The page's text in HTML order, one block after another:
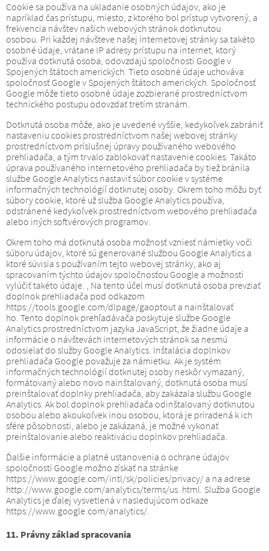
Cookie sa používa na ukladanie osobných údajov, ako je
napríklad čas prístupu, miesto, z ktorého bol prístup vytvorený, a
frekvencia návštev našich webových stránok dotknutou
osobou. Pri každej návšteve našej internetovej stránky sa takéto
osobné údaje, vrátane IP adresy prístupu na internet, ktorý
používa dotknutá osoba, odovzdajú spoločnosti Google v
Spojených štátoch amerických. Tieto osobné údaje uchováva
spoločnosť Google v Spojených štátoch amerických. Spoločnosť
Google môže tieto osobné údaje zozbierané prostredníctvom
technického postupu odovzdať tretím stranám.
Dotknutá osoba môže, ako je uvedené vyššie, kedykoľvek zabrániť
nastaveniu cookies prostredníctvom našej webovej stránky
prostredníctvom príslušnej úpravy používaného webového
prehliadača, a tým trvalo zablokovať nastavenie cookies. Takáto
úprava používaného internetového prehliadača by tiež bránila
službe Google Analytics nastaviť súbor cookie v systéme
informačných technológií dotknutej osoby. Okrem toho môžu byť
súbory cookie, ktoré už služba Google Analytics používa,
odstránené kedykoľvek prostredníctvom webového prehliadača
alebo iných softvérových programov.
Okrem toho má dotknutá osoba možnosť vzniesť námietky voči
súboru údajov, ktoré sú generované službou Google Analytics a
ktoré súvisia s používaním tejto webovej stránky, ako aj
spracovaním týchto údajov spoločnosťou Google a možnosti
vylúčiť takéto údaje. , Na tento účel musí dotknutá osoba prevziať
doplnok prehliadača pod odkazom
https://tools.google.com/dlpage/gaoptout a nainštalovať
ho. Tento doplnok prehľadávača poskytuje službe Google
Analytics prostredníctvom jazyka JavaScript, že žiadne údaje a
informácie o návštevách internetových stránok sa nesmú
odosielať do služby Google Analytics. Inštalácia doplnkov
prehliadača Google považuje za námietku. Ak je systém
informačných technológií dotknutej osoby neskôr vymazaný,
formátovaný alebo novo nainštalovaný, dotknutá osoba musí
preinštalovať doplnky prehliadača, aby zakázala službu Google
Analytics. Ak bol doplnok prehliadača odinštalovaný dotknutou
osobou alebo akoukoľvek inou osobou, ktorá je priradená k ich
sfére pôsobnosti, alebo je zakázaná, je možné vykonať
preinštalovanie alebo reaktiváciu doplnkov prehliadača.
Ďalšie informácie a platné ustanovenia o ochrane údajov
spoločnosti Google možno získať na stránke
https://www.google.com/intl/sk/policies/privacy/ a ​​na adrese
http://www.google.com/analytics/terms/us. html. Služba Google
Analytics je ďalej vysvetlená v nasledujúcom odkaze
https://www.google.com/analytics/.
11. Právny základ spracovania